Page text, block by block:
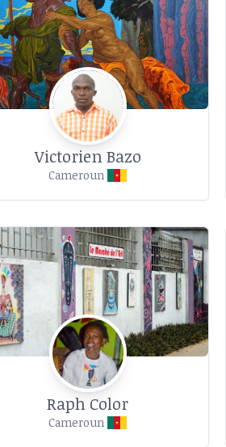
Victorien Bazo
Cameroun
Raph Color
Cameroun